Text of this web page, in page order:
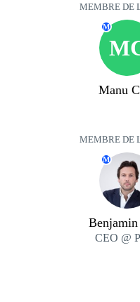
MEMBRE DE
M
Manu
MEMBRE DE
M
CEO @